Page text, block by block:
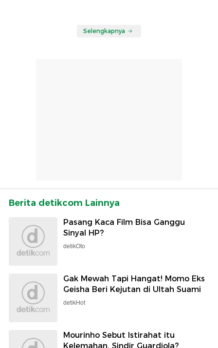
Selengkapnya
Berita detikcom Lainnya
Pasang Kaca Film Bisa Ganggu
Sinyal HP?
detikOto
Gak Mewah Tapi Hangat! Momo Eks
Geisha Beri Kejutan di Ultah Suami
detikHot
Mourinho Sebut Istirahat itu
Kelemahan, Sindir Guardiola?